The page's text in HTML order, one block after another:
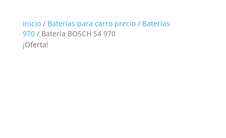
Inicio/ Baterías para carro precio/ Baterías
970/ Batería BOSCH S4 970
¡Oferta!